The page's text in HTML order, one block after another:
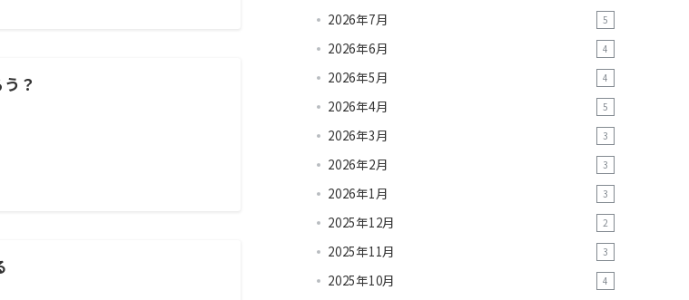
？
2026年7月 5
2026年6月 4
2026年5月 4
2026年4月 5
2026年3月 3
2026年2月 3
2026年1月 3
2025年12月 2
2025年11月 3
2025年10月 4